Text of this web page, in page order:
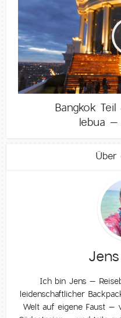
Bangkok
lebua
Über
Ich bin Jens –
leidenschaftlicher
Welt auf eigene Faust –